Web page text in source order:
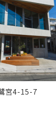
宮4-15-7